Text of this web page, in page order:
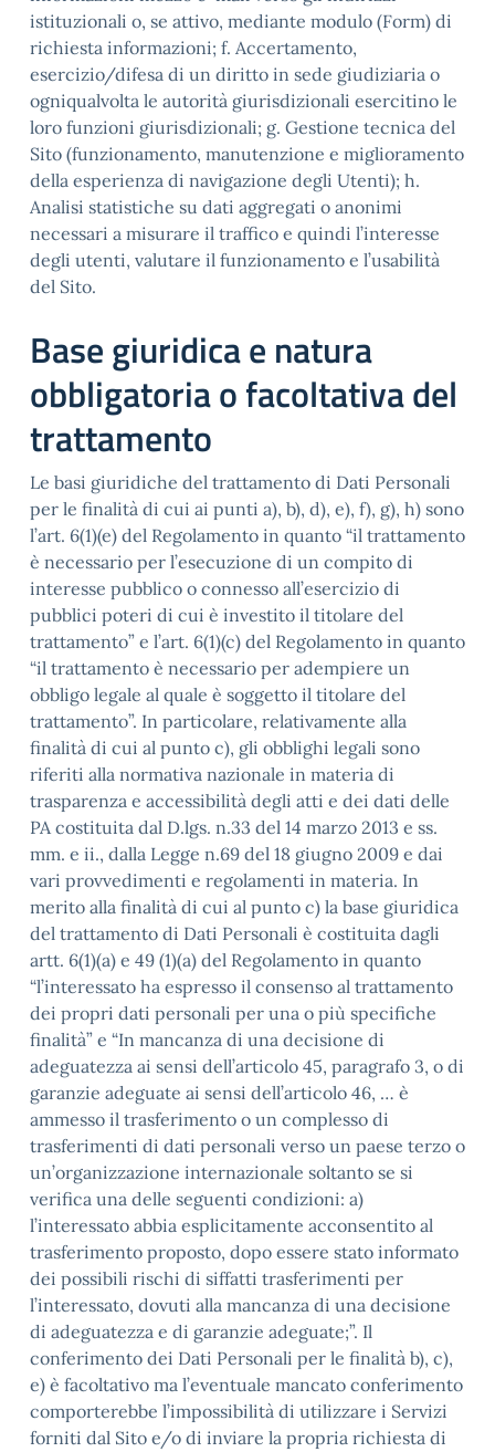
istituzionali o, se attivo, mediante modulo (Form) di
richiesta informazioni; f. Accertamento,
esercizio/difesa di un diritto in sede giudiziaria o
ogniqualvolta le autorità giurisdizionali esercitino le
loro funzioni giurisdizionali; g. Gestione tecnica del
Sito (funzionamento, manutenzione e miglioramento
della esperienza di navigazione degli Utenti); h.
Analisi statistiche su dati aggregati o anonimi
necessari a misurare il traffico e quindi l’interesse
degli utenti, valutare il funzionamento e l’usabilità
del Sito.
Base giuridica e natura
obbligatoria o facoltativa del
trattamento
Le basi giuridiche del trattamento di Dati Personali
per le finalità di cui ai punti a), b), d), e), f), g), h) sono
l’art. 6(1)(e) del Regolamento in quanto “il trattamento
è necessario per l’esecuzione di un compito di
interesse pubblico o connesso all’esercizio di
pubblici poteri di cui è investito il titolare del
trattamento” e l’art. 6(1)(c) del Regolamento in quanto
“il trattamento è necessario per adempiere un
obbligo legale al quale è soggetto il titolare del
trattamento”. In particolare, relativamente alla
finalità di cui al punto c), gli obblighi legali sono
riferiti alla normativa nazionale in materia di
trasparenza e accessibilità degli atti e dei dati delle
PA costituita dal D.lgs. n.33 del 14 marzo 2013 e ss.
mm. e ii., dalla Legge n.69 del 18 giugno 2009 e dai
vari provvedimenti e regolamenti in materia. In
merito alla finalità di cui al punto c) la base giuridica
del trattamento di Dati Personali è costituita dagli
artt. 6(1)(a) e 49 (1)(a) del Regolamento in quanto
“l’interessato ha espresso il consenso al trattamento
dei propri dati personali per una o più specifiche
finalità” e “In mancanza di una decisione di
adeguatezza ai sensi dell’articolo 45, paragrafo 3, o di
garanzie adeguate ai sensi dell’articolo 46, … è
ammesso il trasferimento o un complesso di
trasferimenti di dati personali verso un paese terzo o
un’organizzazione internazionale soltanto se si
verifica una delle seguenti condizioni: a)
l’interessato abbia esplicitamente acconsentito al
trasferimento proposto, dopo essere stato informato
dei possibili rischi di siffatti trasferimenti per
l’interessato, dovuti alla mancanza di una decisione
di adeguatezza e di garanzie adeguate;”. Il
conferimento dei Dati Personali per le finalità b), c),
e) è facoltativo ma l’eventuale mancato conferimento
comporterebbe l’impossibilità di utilizzare i Servizi
forniti dal Sito e/o di inviare la propria richiesta di